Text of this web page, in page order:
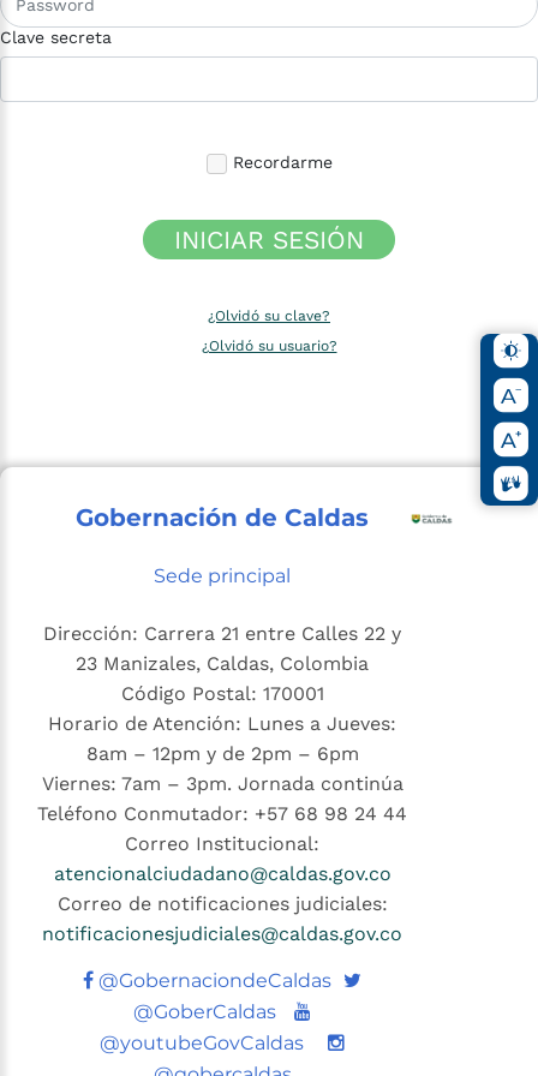
Clave secreta
Recordarme
INICIAR SESIÓN
¿Olvidó su clave?
¿Olvidó su usuario?
Gobernación de Caldas
Sede principal
Dirección: Carrera 21 entre Calles 22 y
23 Manizales, Caldas, Colombia
Código Postal: 170001
Horario de Atención: Lunes a Jueves:
8am – 12pm y de 2pm – 6pm
Viernes: 7am – 3pm. Jornada continúa
Teléfono Conmutador: +57 68 98 24 44
Correo Institucional:
atencionalciudadano@caldas.gov.co
Correo de notificaciones judiciales:
notificacionesjudiciales@caldas.gov.co
@GobernaciondeCaldas Twitter
@GoberCaldas
Youtube
@youtubeGovCaldas